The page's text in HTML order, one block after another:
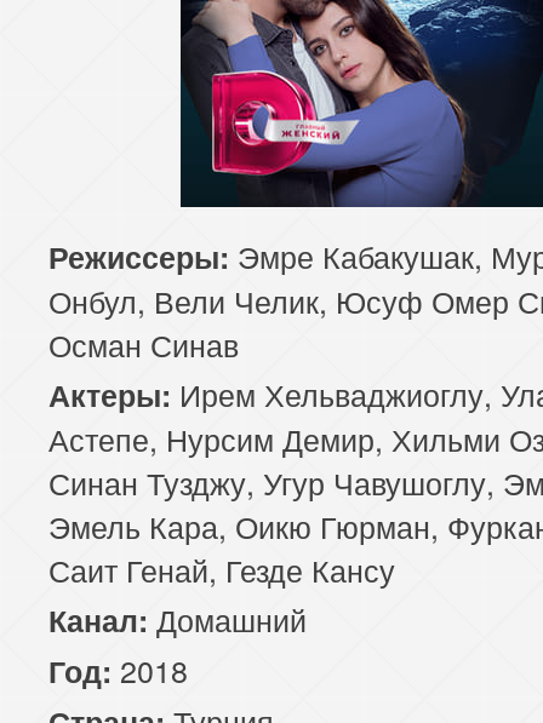
74 серия
75 серия
78 серия
79 серия
82 серия
83 серия
85 серия
86 серия
87 серия
89 серия
90 серия
91 серия
93 серия
94 серия
97 серия
98 серия 99 серия
101 серия
102 серия 103 серия
105 серия
106 серия 107 серия
109 серия
110 серия
113 серия
Режиссеры: Эмре Кабакушак,
Онбул, Вели Челик, Юсуф Омер
Осман Синав
Актеры: Ирем Хельваджиоглу,
Астепе, Нурсим Демир, Хильми
Синан Тузджу, Угур Чавушоглу,
Эмель Кара, Оикю Гюрман,
Саит Генай, Гезде Кансу
Канал: Домашний
Год: 2018